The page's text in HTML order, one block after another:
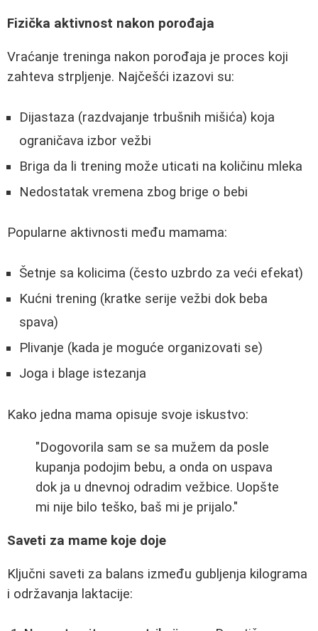
Fizička aktivnost nakon porođaja
Vraćanje treninga nakon porođaja je proces koji
zahteva strpljenje. Najčešći izazovi su:
Dijastaza (razdvajanje trbušnih mišića) koja
ograničava izbor vežbi
Briga da li trening može uticati na količinu mleka
Nedostatak vremena zbog brige o bebi
Popularne aktivnosti među mamama:
Šetnje sa kolicima (često uzbrdo za veći efekat)
Kućni trening (kratke serije vežbi dok beba
spava)
Plivanje (kada je moguće organizovati se)
Joga i blage istezanja
Kako jedna mama opisuje svoje iskustvo:
"Dogovorila sam se sa mužem da posle
kupanja podojim bebu, a onda on uspava
dok ja u dnevnoj odradim vežbice. Uopšte
mi nije bilo teško, baš mi je prijalo."
Saveti za mame koje doje
Ključni saveti za balans između gubljenja kilograma
i održavanja laktacije: